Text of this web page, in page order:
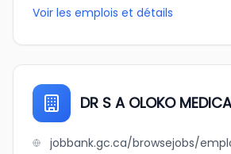
Voir les emplois et détails
DR S A OLOKO